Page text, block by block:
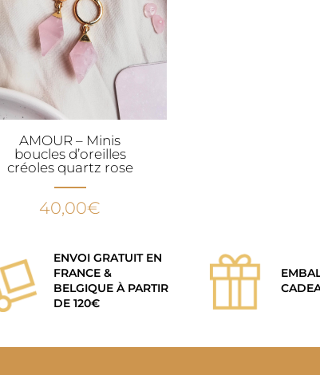
AMOUR – Minis
boucles d’oreilles
créoles quartz rose
40,00€
ENVOI GRATUIT EN
FRANCE &
BELGIQUE À PARTIR
DE 120€